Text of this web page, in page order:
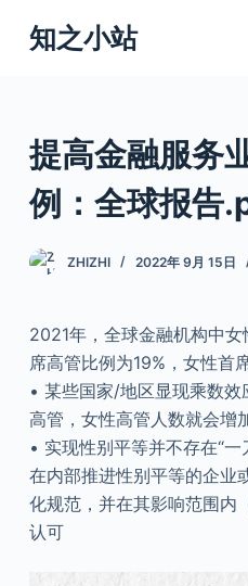
跳
过
知之小站
提高金融服务
例：全球报告
ZHIZHI 2022年 9月 15日
2021年，全球金融机构中
席高管比例为19%，女性首
• 某些国家/地区显现乘数
高管，女性高管人数就会增
• 实现性别平等并不存在“
在内部推进性别平等的企业
化规范，并在其影响范围内
认可